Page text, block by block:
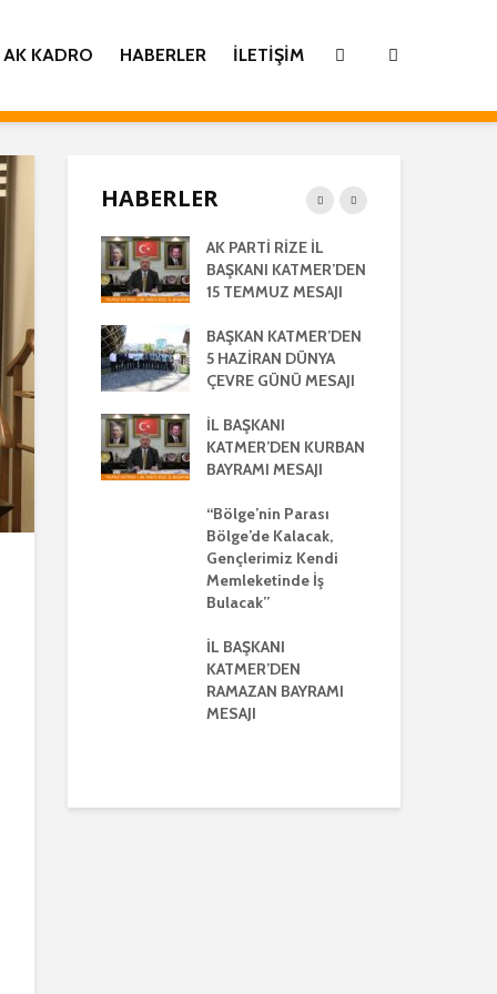
AK KADRO HABERLER İLETIŞIM
HABERLER
RİZE
MECLİSİ
REGAİP
YILMAZ
KINADI
AK PARTİ RİZE İL
BAŞKANI KATMER’DEN
15 TEMMUZ MESAJI
BAŞKAN KATMER’DEN
5 HAZİRAN DÜNYA
ÇEVRE GÜNÜ MESAJI
İL BAŞKANI
KATMER’DEN KURBAN
BAYRAMI MESAJI
“Bölge’nin Parası
Bölge’de Kalacak,
Gençlerimiz Kendi
Memleketinde İş
Bulacak”
İL BAŞKANI
KATMER’DEN
RAMAZAN BAYRAMI
MESAJI